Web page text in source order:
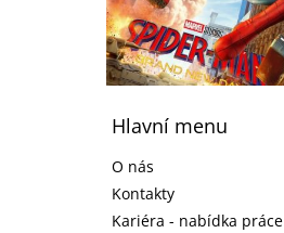
Hlavní menu
O nás
Kontakty
Kariéra - nabídka práce